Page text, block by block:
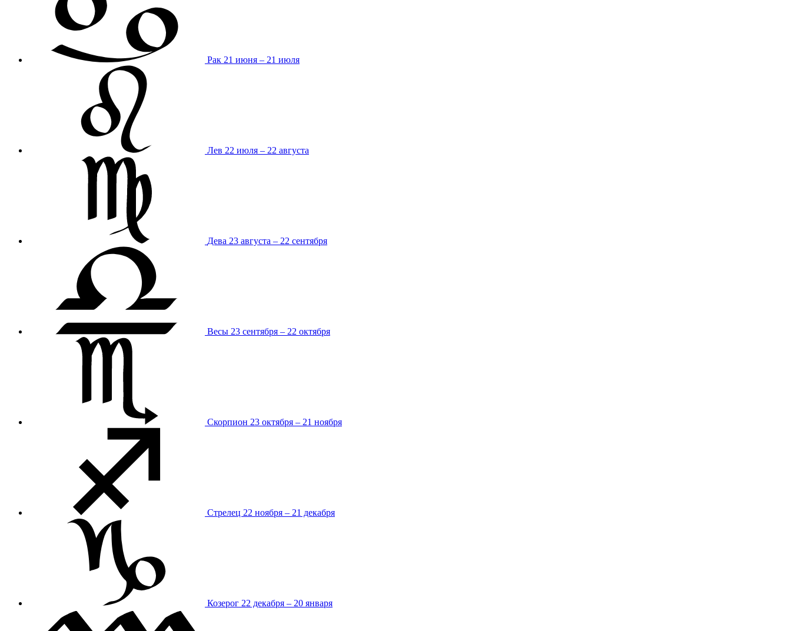
Рак 21 июня – 21 июля
Лев 22 июля – 22 августа
Дева 23 августа – 22 сентября
Весы 23 сентября – 22 октября
Скорпион 23 октября – 21 ноября
Стрелец 22 ноября – 21 декабря
Козерог 22 декабря – 20 января